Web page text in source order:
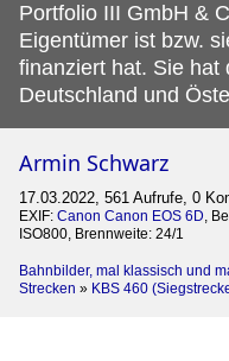
Portfolio III GmbH &
Eigentümer ist bzw.
finanziert hat. Sie hat
Deutschland und
Armin Schwarz
17.03.2022, 561 Aufrufe, 0
EXIF: Canon Canon EOS 6D,
ISO800, Brennweite: 24/1
Bahnbilder, mal klassisch und
Strecken » KBS 460